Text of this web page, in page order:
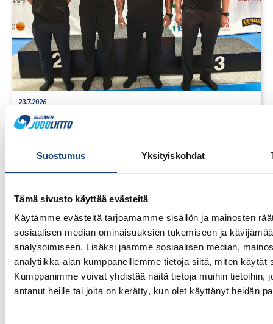
Suostumus Yksityiskohdat
Tämä sivusto käyttää evästeitä
Käytämme evästeitä tarjoamamme sisällön ja mainosten
sosiaalisen median ominaisuuksien tukemiseen ja
analysoimiseen. Lisäksi jaamme sosiaalisen median,
analytiikka-alan kumppaneillemme tietoja siitä, miten käytät
Kumppanimme voivat yhdistää näitä tietoja muihin tietoihin,
antanut heille tai joita on kerätty, kun olet käyttänyt heidän
23.7.2026
Tuomariraportti Swedish A-Judo/VI
Open 2026, 14.-17.5.2026,
Lindesberg, Ruotsi